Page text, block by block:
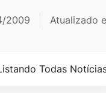
2009 Atualizado